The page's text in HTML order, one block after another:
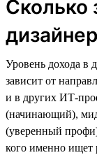
Сколько
дизайнер
Уровень дохода в
зависит от
и в других ИТ-
(начинающий),
(уверенный
кого именно ищет